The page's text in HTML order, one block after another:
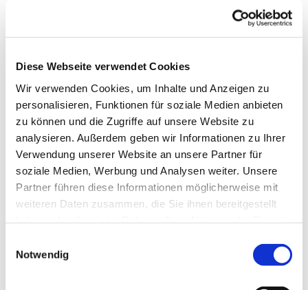
Diese Webseite verwendet Cookies
Wir verwenden Cookies, um Inhalte und Anzeigen zu
personalisieren, Funktionen für soziale Medien anbieten
zu können und die Zugriffe auf unsere Website zu
analysieren. Außerdem geben wir Informationen zu Ihrer
Verwendung unserer Website an unsere Partner für
soziale Medien, Werbung und Analysen weiter. Unsere
Partner führen diese Informationen möglicherweise mit
weiteren Daten zusammen, die Sie ihnen bereitgestellt
Notwendig
Margrit vermittelteuch verschiedene Maltechniken.